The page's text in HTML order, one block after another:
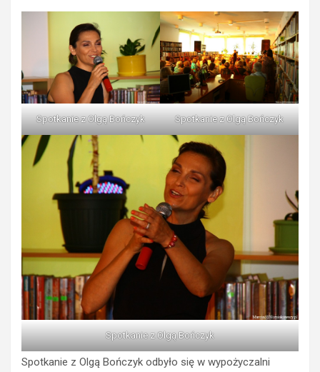
Spotkanie z Olgą Bończyk Spotkanie z Olgą Bończyk
Spotkanie z Olgą Bończyk
Spotkanie z Olgą Bończyk odbyło się w wypożyczalni